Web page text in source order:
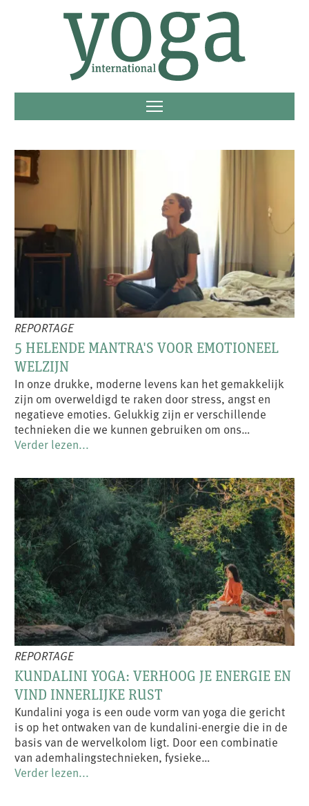
REPORTAGE
5 HELENDE MANTRA'S VOOR EMOTIONEEL
WELZIJN
In onze drukke, moderne levens kan het gemakkelijk
zijn om overweldigd te raken door stress, angst en
negatieve emoties. Gelukkig zijn er verschillende
technieken die we kunnen gebruiken om ons…
Verder lezen...
REPORTAGE
KUNDALINI YOGA: VERHOOG JE ENERGIE EN
VIND INNERLIJKE RUST
Kundalini yoga is een oude vorm van yoga die gericht
is op het ontwaken van de kundalini-energie die in de
basis van de wervelkolom ligt. Door een combinatie
van ademhalingstechnieken, fysieke…
Verder lezen...